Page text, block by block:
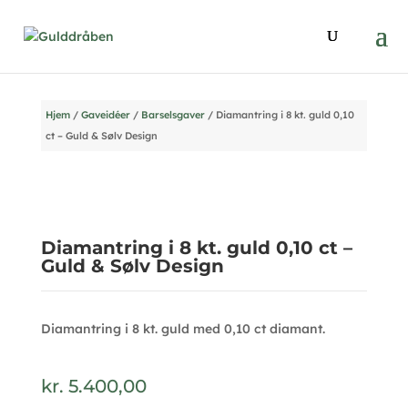
Hjem/ Gaveidéer/ Barselsgaver/ Diamantring i 8 kt. guld 0,10
ct – Guld & Sølv Design
Diamantring i 8 kt. guld 0,10 ct –
Guld & Sølv Design
Diamantring i 8 kt. guld med 0,10 ct diamant.
kr. 5.400,00